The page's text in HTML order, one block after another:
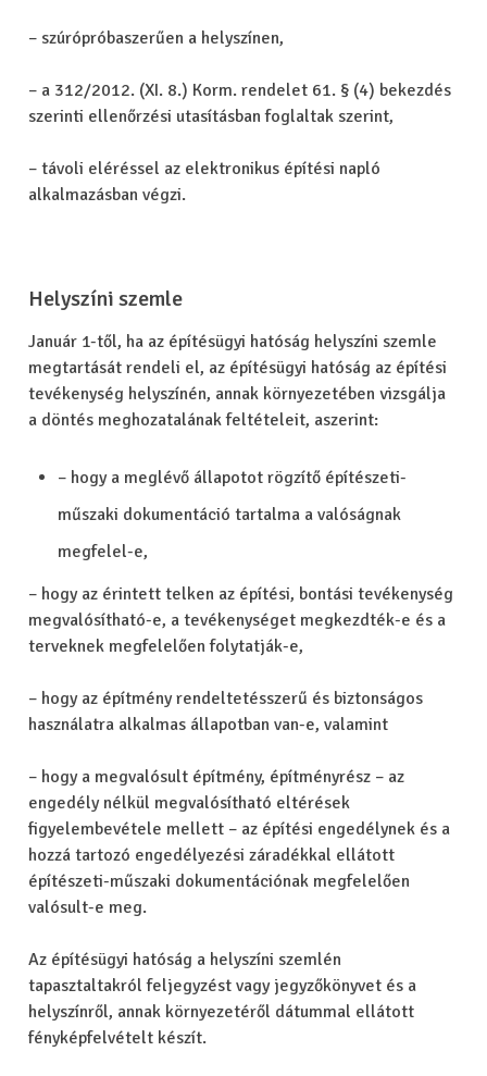
– szúrópróbaszerűen a helyszínen,
– a 312/2012. (XI. 8.) Korm. rendelet 61. § (4) bekezdés
szerinti ellenőrzési utasításban foglaltak szerint,
– távoli eléréssel az elektronikus építési napló
alkalmazásban végzi.
Helyszíni szemle
Január 1-től, ha az építésügyi hatóság helyszíni szemle
megtartását rendeli el, az építésügyi hatóság az építési
tevékenység helyszínén, annak környezetében vizsgálja
a döntés meghozatalának feltételeit, aszerint:
– hogy a meglévő állapotot rögzítő építészeti-
műszaki dokumentáció tartalma a valóságnak
megfelel-e,
– hogy az érintett telken az építési, bontási tevékenység
megvalósítható-e, a tevékenységet megkezdték-e és a
terveknek megfelelően folytatják-e,
– hogy az építmény rendeltetésszerű és biztonságos
használatra alkalmas állapotban van-e, valamint
– hogy a megvalósult építmény, építményrész – az
engedély nélkül megvalósítható eltérések
figyelembevétele mellett – az építési engedélynek és a
hozzá tartozó engedélyezési záradékkal ellátott
építészeti-műszaki dokumentációnak megfelelően
valósult-e meg.
Az építésügyi hatóság a helyszíni szemlén
tapasztaltakról feljegyzést vagy jegyzőkönyvet és a
helyszínről, annak környezetéről dátummal ellátott
fényképfelvételt készít.